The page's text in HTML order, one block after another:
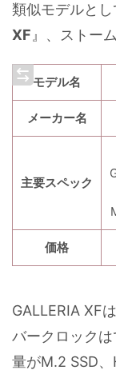
類似モデルと
XF』、ストー
モデル名
メーカー名
主要スペック
価格
GALLERIA XF
バークロック
量がM.2 SSD、